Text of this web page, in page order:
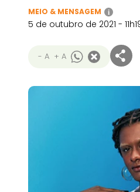
MEIO & MENSAGEM i
5 de outubro de 2021 -
- A + A